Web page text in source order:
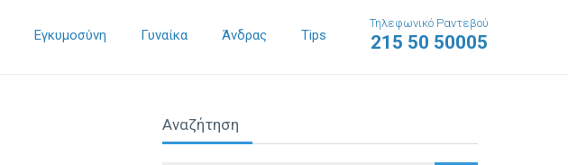
Εγκυμοσύνη Γυναίκα Άνδρας Tips
Τηλεφωνικό Ραντεβού
215 50 50005
Αναζήτηση